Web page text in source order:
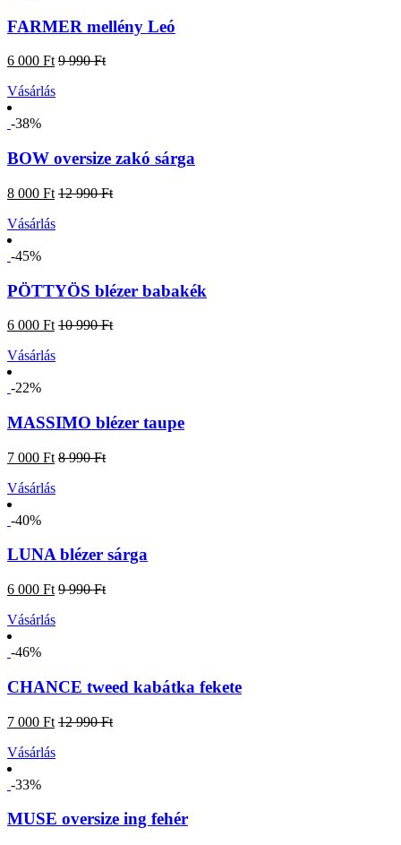
FARMER mellény Leó
6 000 Ft 9 990 Ft
Vásárlás
-38%
BOW oversize zakó sárga
8 000 Ft 12 990 Ft
Vásárlás
-45%
PÖTTYÖS blézer babakék
6 000 Ft 10 990 Ft
Vásárlás
-22%
MASSIMO blézer taupe
7 000 Ft 8 990 Ft
Vásárlás
-40%
LUNA blézer sárga
6 000 Ft 9 990 Ft
Vásárlás
-46%
CHANCE tweed kabátka fekete
7 000 Ft 12 990 Ft
Vásárlás
-33%
MUSE oversize ing fehér